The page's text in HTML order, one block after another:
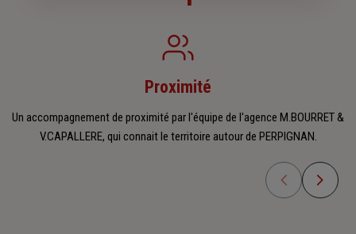
Proximité
Un accompagnement de proximité par l'équipe de l'agence M.BOURRET &
V.CAPALLERE, qui connait le territoire autour de PERPIGNAN.